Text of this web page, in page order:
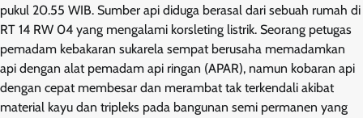
pukul 20.55 WIB. Sumber api diduga berasal dari sebuah rumah di
RT 14 RW 04 yang mengalami korsleting listrik. Seorang petugas
pemadam kebakaran sukarela sempat berusaha memadamkan
api dengan alat pemadam api ringan (APAR), namun kobaran api
dengan cepat membesar dan merambat tak terkendali akibat
material kayu dan tripleks pada bangunan semi permanen yang